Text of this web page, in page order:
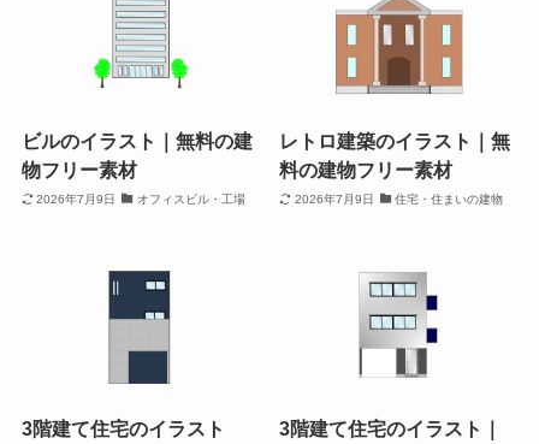
ビルのイラスト｜無料の建
物フリー素材
2026年7月9日 オフィスビル・工場
レトロ建築のイラスト｜無
料の建物フリー素材
2026年7月9日 住宅・住まいの建物
3階建て住宅のイラスト
3階建て住宅のイラスト｜